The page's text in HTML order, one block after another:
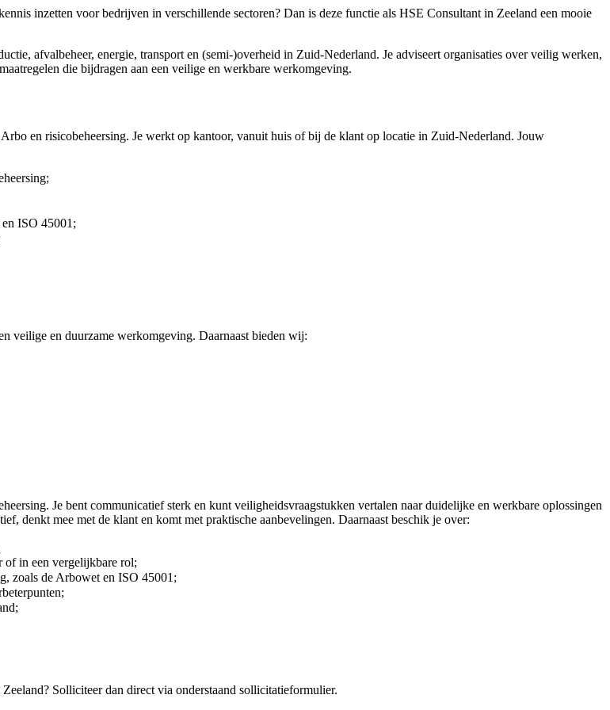
inzetten voor bedrijven in verschillende sectoren? Dan is deze functie als HSE Consultant in Zeeland een mooie
afvalbeheer, energie, transport en (semi-)overheid in Zuid-Nederland. Je adviseert organisaties over veilig werken,
die bijdragen aan een veilige en werkbare werkomgeving.
en risicobeheersing. Je werkt op kantoor, vanuit huis of bij de klant op locatie in Zuid-Nederland. Jouw
ISO 45001;
veilige en duurzame werkomgeving. Daarnaast bieden wij:
Je bent communicatief sterk en kunt veiligheidsvraagstukken vertalen naar duidelijke en werkbare oplossingen
denkt mee met de klant en komt met praktische aanbevelingen. Daarnaast beschik je over:
of in een vergelijkbare rol;
zoals de Arbowet en ISO 45001;
Solliciteer dan direct via onderstaand sollicitatieformulier.